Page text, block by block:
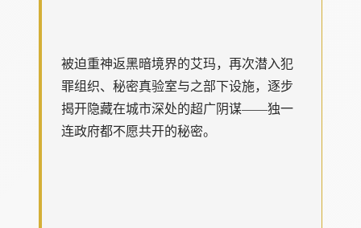
被迫重神返黑暗境界的艾玛，再次潜入犯
罪组织、秘密真验室与之部下设施，逐步
揭开隐藏在城市深处的超广阴谋——独一
连政府都不愿共开的秘密。